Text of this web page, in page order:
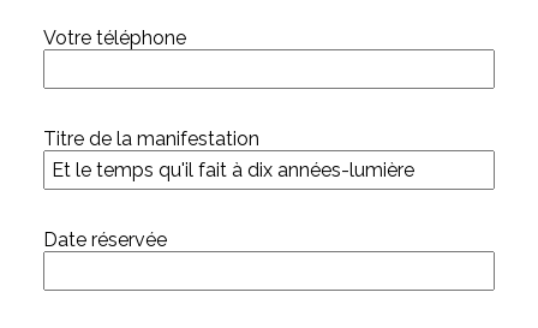
Votre téléphone
Titre de la manifestation
Date réservée